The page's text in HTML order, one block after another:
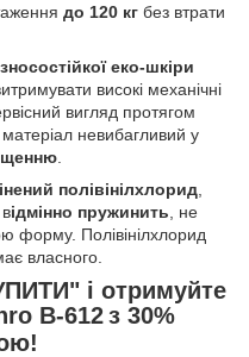
до 120 кг без втрати
зносостійкої еко-шкіри
високі механічні
вигляд протягом
невибагливий у
полівінілхлорид
ідмінно пружинить , не
форму. Полівінілхлорид
власного.
і отримуйте
B-612з 30%